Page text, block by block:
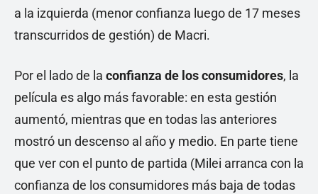
a la izquierda (menor confianza luego de 17 meses
transcurridos de gestión) de Macri.
Por el lado de la confianza de los consumidores, la
película es algo más favorable: en esta gestión
aumentó, mientras que en todas las anteriores
mostró un descenso al año y medio. En parte tiene
que ver con el punto de partida (Milei arranca con la
confianza de los consumidores más baja de todas